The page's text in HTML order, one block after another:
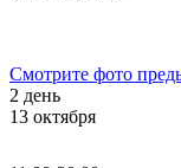
Смотрите фото
2 день
13 октября